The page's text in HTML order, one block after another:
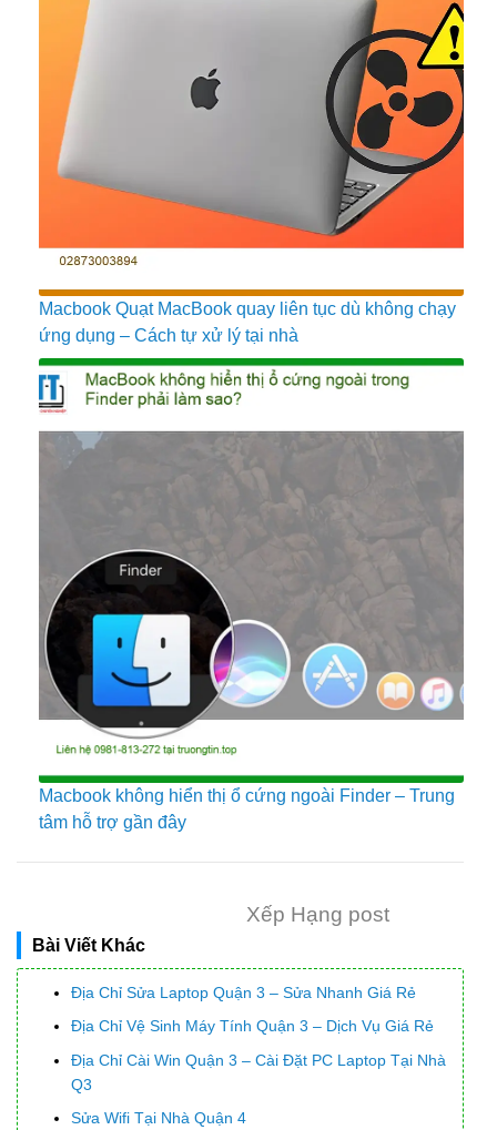
Macbook Quạt MacBook quay liên tục dù không chạy
ứng dụng – Cách tự xử lý tại nhà
Macbook không hiển thị ổ cứng ngoài Finder – Trung
tâm hỗ trợ gần đây
Xếp Hạng post
Bài Viết Khác
Địa Chỉ Sửa Laptop Quận 3 – Sửa Nhanh Giá Rẻ
Địa Chỉ Vệ Sinh Máy Tính Quận 3 – Dịch Vụ Giá Rẻ
Địa Chỉ Cài Win Quận 3 – Cài Đặt PC Laptop Tại Nhà
Q3
Sửa Wifi Tại Nhà Quận 4